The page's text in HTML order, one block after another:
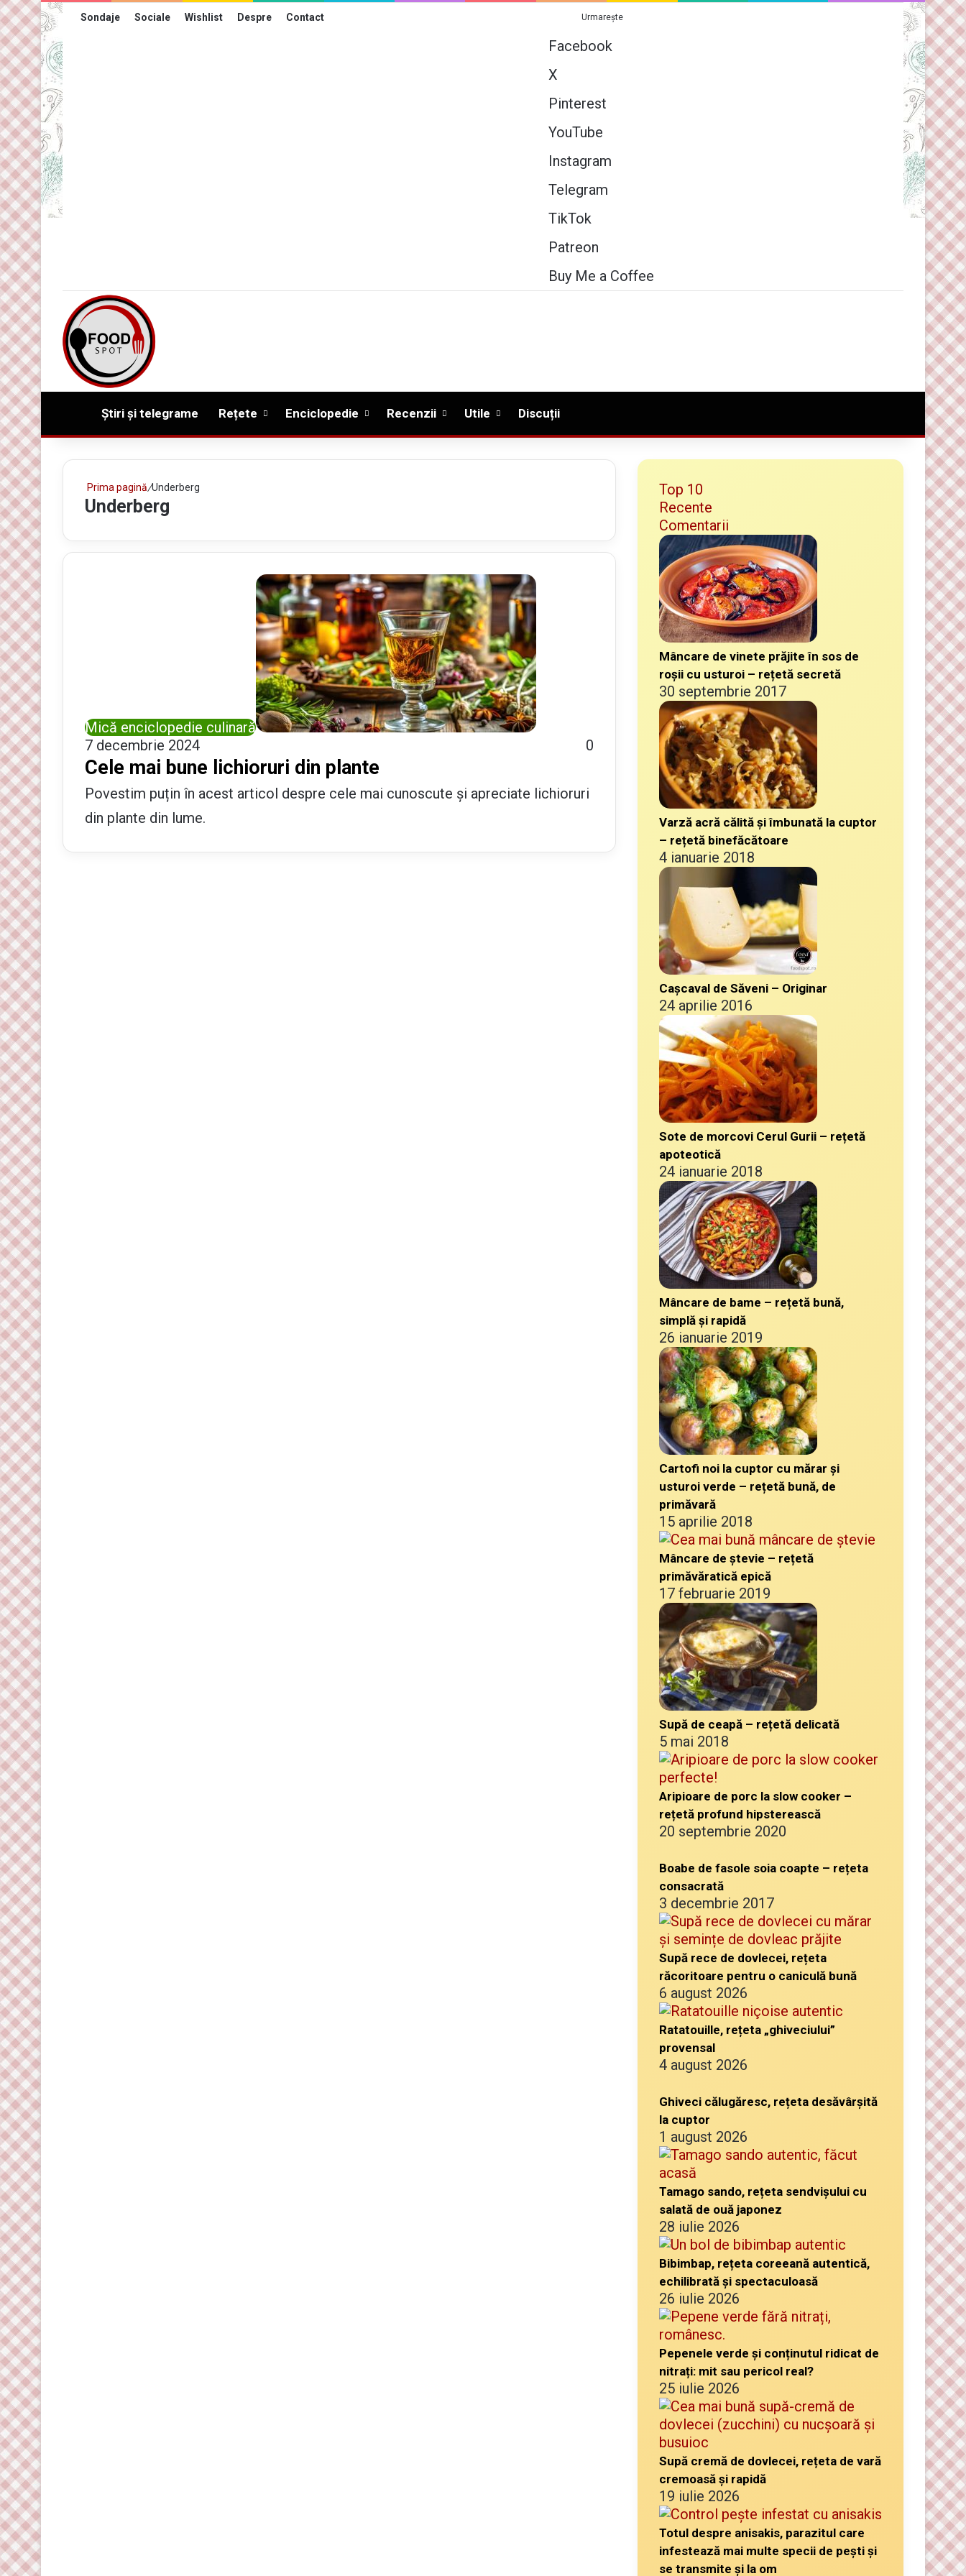
Sondaje Sociale Wishlist Despre Contact Urmarește
Facebook
X
Pinterest
YouTube
Instagram
Telegram
TikTok
Patreon
Buy Me a Coffee
Prima pagină
Știri și telegrame Rețete Enciclopedie Recenzii Utile Discuții Random Article
Caută ceva
Prima pagină/Underberg
Underberg
Mică enciclopedie culinară
7 decembrie 2024
0
Cele mai bune lichioruri din plante
Povestim puțin în acest articol despre cele mai cunoscute și apreciate lichioruri
din plante din lume.
Top 10
Recente
Comentarii
Mâncare de vinete prăjite în sos de
roșii cu usturoi – rețetă secretă
30 septembrie 2017
Varză acră călită și îmbunată la cuptor
– rețetă binefăcătoare
4 ianuarie 2018
Cașcaval de Săveni – Originar
24 aprilie 2016
Sote de morcovi Cerul Gurii – rețetă
apoteotică
24 ianuarie 2018
Mâncare de bame – rețetă bună,
simplă și rapidă
26 ianuarie 2019
Cartofi noi la cuptor cu mărar și
usturoi verde – rețetă bună, de
primăvară
15 aprilie 2018
Mâncare de ștevie – rețetă
primăvăratică epică
17 februarie 2019
Supă de ceapă – rețetă delicată
5 mai 2018
Aripioare de porc la slow cooker –
rețetă profund hipsterească
20 septembrie 2020
Boabe de fasole soia coapte – rețeta
consacrată
3 decembrie 2017
Supă rece de dovlecei, rețeta
răcoritoare pentru o caniculă bună
6 august 2026
Ratatouille, rețeta „ghiveciului”
provensal
4 august 2026
Ghiveci călugăresc, rețeta desăvârșită
la cuptor
1 august 2026
Tamago sando, rețeta sendvișului cu
salată de ouă japonez
28 iulie 2026
Bibimbap, rețeta coreeană autentică,
echilibrată și spectaculoasă
26 iulie 2026
Pepenele verde și conținutul ridicat de
nitrați: mit sau pericol real?
25 iulie 2026
Supă cremă de dovlecei, rețeta de vară
cremoasă și rapidă
19 iulie 2026
Totul despre anisakis, parazitul care
infestează mai multe specii de pești și
se transmite și la om